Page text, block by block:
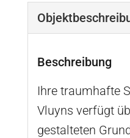
Beschreibung
Ihre traumhafte
Vluyns verfügt
gestalteten